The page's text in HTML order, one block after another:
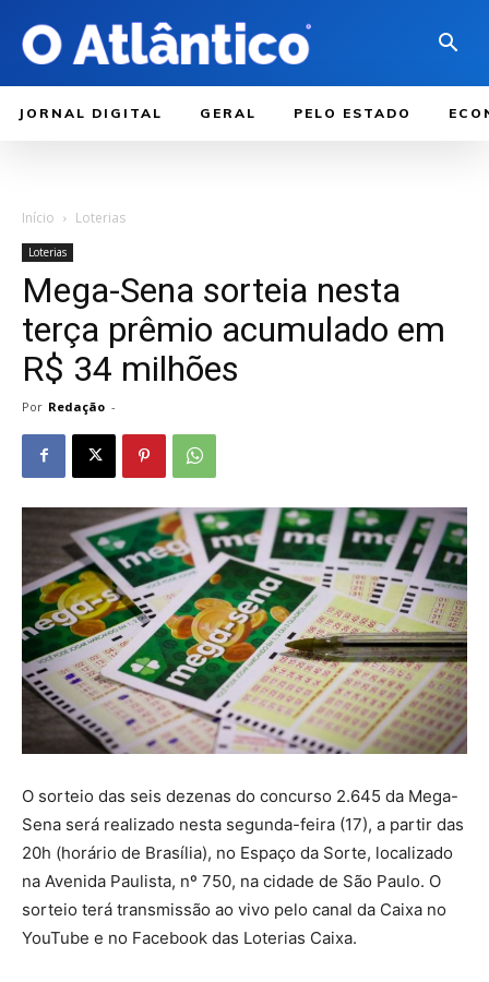
JORNAL DIGITAL GERAL PELO ESTADO
Início Loterias
Loterias
Mega-Sena sorteia nesta
terça prêmio acumulado em
R$ 34 milhões
Por Redação -
O sorteio das seis dezenas do concurso 2.645 da Mega-
Sena será realizado nesta segunda-feira (17), a partir das
20h (horário de Brasília), no Espaço da Sorte, localizado
na Avenida Paulista, nº 750, na cidade de São Paulo. O
sorteio terá transmissão ao vivo pelo canal da Caixa no
YouTube e no Facebook das Loterias Caixa.